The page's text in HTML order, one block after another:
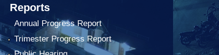
Reports
Annual Progress Report
Trimester Progress Report